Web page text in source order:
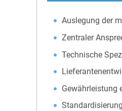
Auslegung der
Zentraler
Technische
Gewährleistung
Standardisierung